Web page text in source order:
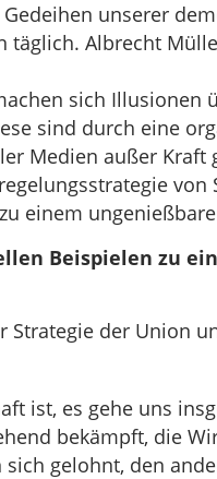
unserer
täglich. Albrecht
sich Illusionen
sind durch eine
Medien außer Kraft
einem
Beispielen zu
Strategie der Union
ist, es gehe uns
bekämpft, die
sich gelohnt, den